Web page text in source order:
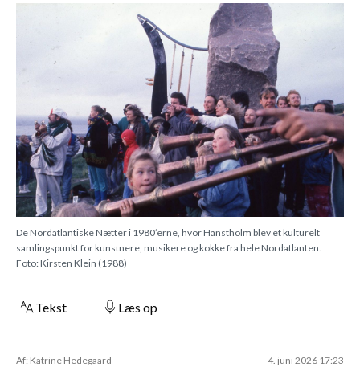
De Nordatlantiske Nætter i 1980’erne, hvor Hanstholm blev et kulturelt
samlingspunkt for kunstnere, musikere og kokke fra hele Nordatlanten.
Foto: Kirsten Klein (1988)
Tekst Læs op
Af: Katrine Hedegaard 4. juni 2026 17:23